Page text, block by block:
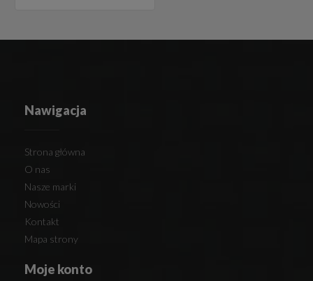
Nawigacja
Strona główna
O nas
Nasze marki
Nowości
Kontakt
Mapa strony
Moje konto